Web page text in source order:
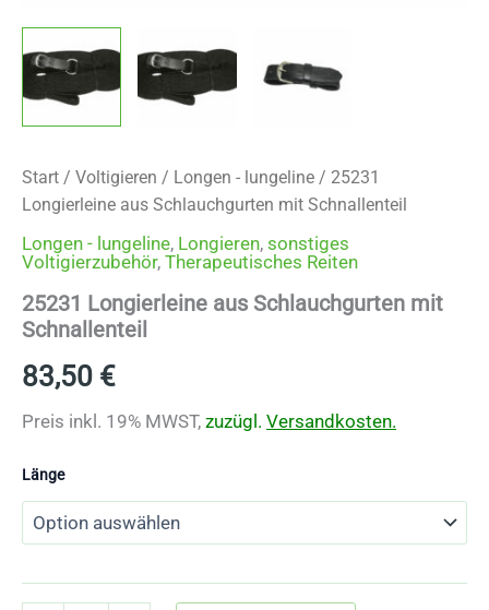
Start / Voltigieren / Longen - lungeline / 25231
Longierleine aus Schlauchgurten mit Schnallenteil
Longen - lungeline, Longieren, sonstiges
Voltigierzubehör, Therapeutisches Reiten
25231 Longierleine aus Schlauchgurten mit
Schnallenteil
83,50 €
Preis inkl. 19% MWST, zuzügl. Versandkosten.
Länge